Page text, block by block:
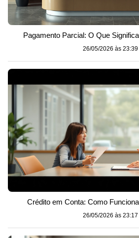
Pagamento Parcial: O Que
26/05/2026 às 23:39
Crédito em Conta: Como
26/05/2026 às 23:17